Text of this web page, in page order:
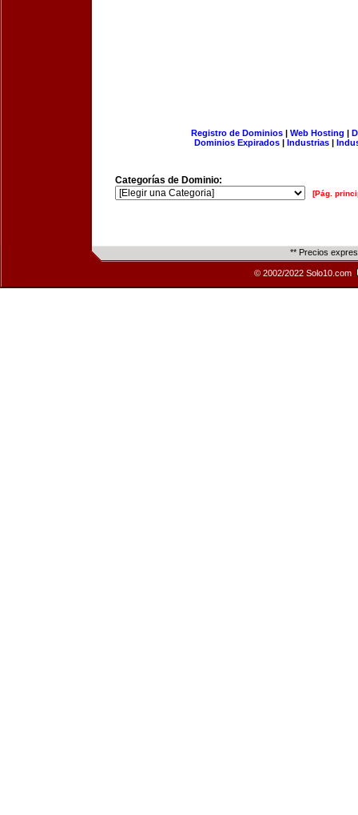
Registro de Dominios| Web Hosting |
Dominios Expirados | Industrias |
Categorías de Dominio:
[Pág.
** Precios
© 2002/2022 Solo10.com